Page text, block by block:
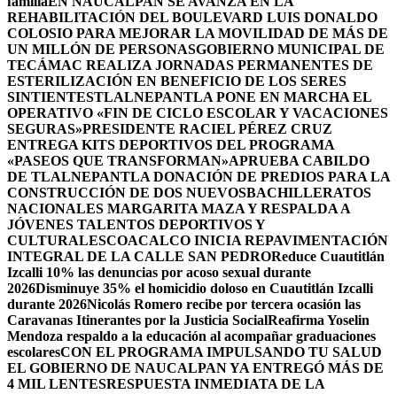
REHABILITACIÓN DEL BOULEVARD LUIS DONALDO
COLOSIO PARA MEJORAR LA MOVILIDAD DE MÁS DE
UN MILLÓN DE PERSONASGOBIERNO MUNICIPAL DE
TECÁMAC REALIZA JORNADAS PERMANENTES DE
ESTERILIZACIÓN EN BENEFICIO DE LOS SERES
SINTIENTESTLALNEPANTLA PONE EN MARCHA EL
OPERATIVO «FIN DE CICLO ESCOLAR Y VACACIONES
SEGURAS»PRESIDENTE RACIEL PÉREZ CRUZ
ENTREGA KITS DEPORTIVOS DEL PROGRAMA
«PASEOS QUE TRANSFORMAN»APRUEBA CABILDO
DE TLALNEPANTLA DONACIÓN DE PREDIOS PARA LA
CONSTRUCCIÓN DE DOS NUEVOSBACHILLERATOS
NACIONALES MARGARITA MAZA Y RESPALDA A
JÓVENES TALENTOS DEPORTIVOS Y
CULTURALESCOACALCO INICIA REPAVIMENTACIÓN
INTEGRAL DE LA CALLE SAN PEDROReduce Cuautitlán
Izcalli 10% las denuncias por acoso sexual durante
2026Disminuye 35% el homicidio doloso en Cuautitlán Izcalli
durante 2026Nicolás Romero recibe por tercera ocasión las
Caravanas Itinerantes por la Justicia SocialReafirma Yoselin
Mendoza respaldo a la educación al acompañar graduaciones
escolaresCON EL PROGRAMA IMPULSANDO TU SALUD
EL GOBIERNO DE NAUCALPAN YA ENTREGÓ MÁS DE
4 MIL LENTESRESPUESTA INMEDIATA DE LA